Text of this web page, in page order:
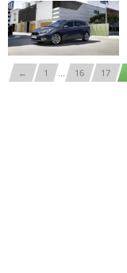
← 1 16 17